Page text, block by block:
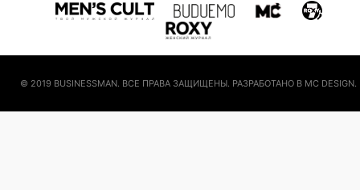
© 2019 BUSINESSMAN. ВСЕ ПРАВА ЗАЩИЩЕНЫ. РАЗРАБОТАНО В MC DESIGN.